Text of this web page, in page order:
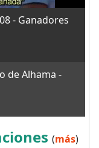
- Ganadores
de Alhama -
(más)